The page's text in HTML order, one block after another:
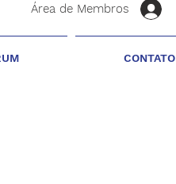
Área de Membros
CONTATO